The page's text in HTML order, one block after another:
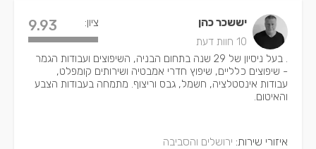
יששכר כהן
10 חוות דעת
ציון: 9.93
. בעל ניסיון של 29 שנה בתחום הבניה, השיפוצים ועבודות הגמר
- שיפוצים כלליים, שיפוץ חדרי אמבטיה ושירותים קומפלט,
עבודות אינסטלציה, חשמל, גבס וריצוף. מתמחה בעבודות הצבע
והאיטום.
איזורי שירות: ירושלים והסביבה